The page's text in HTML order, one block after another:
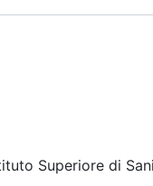
Superiore di